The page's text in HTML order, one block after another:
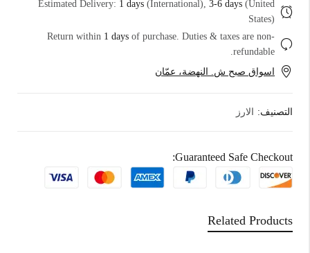
Estimated Delivery: 1 days (International), 3-6 days (United
States)
Return within 1 days of purchase. Duties & taxes are non-
refundable.
اسواق صبح ش. النهضة، عمّان
التصنيف: الارز
Guaranteed Safe Checkout:
Related Products